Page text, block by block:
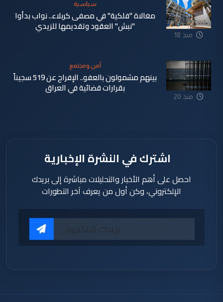
منذ 18
سياسية
مغالاة "فلكية" في مصفى كربلاء.. نواب بدأوا
"نبش" العقود وتقديمها للزيدي
منذ 20
أمن ومجتمع
بينهم مشمولون بالعفو.. الإفراج عن 519 سجيناً
بقرارات قضائية في العراق
اشترك في النشرة الإخبارية
احصل على أهم الأخبار والتحليلات مباشرة إلى بريدك
الإلكتروني، وكن أول من يعرف آخر التطورات